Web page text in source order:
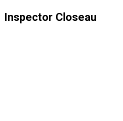
Inspector Closeau